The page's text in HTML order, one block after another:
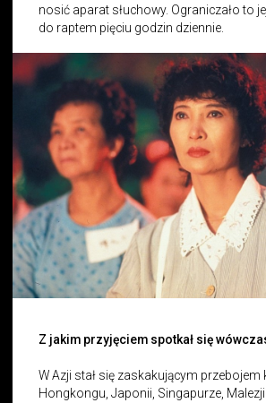
nosić aparat słuchowy. Ograniczało to
do raptem pięciu godzin dziennie.
Z jakim przyjęciem spotkał się
W Azji stał się zaskakującym przebojem
Hongkongu, Japonii, Singapurze, Malezji